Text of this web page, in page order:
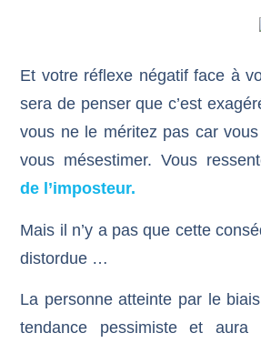
Et votre réflexe négatif face à
sera de penser que c’est
vous ne le méritez pas car
vous mésestimer. Vous
de l’imposteur.
Mais il n’y a pas que cette
distordue …
La personne atteinte par le
tendance pessimiste et aura